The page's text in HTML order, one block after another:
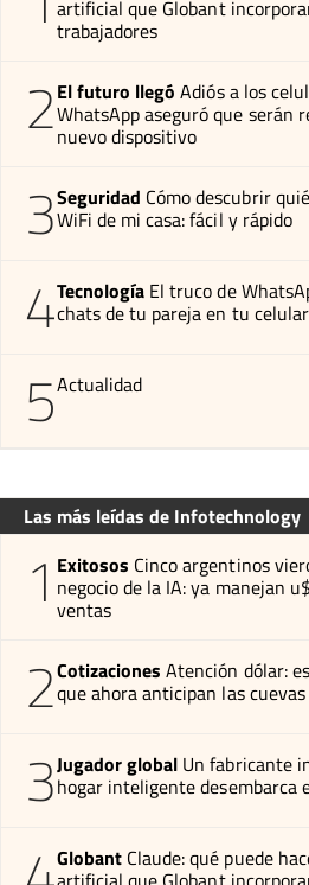
artificial que Globant
trabajadores
2El futuro llegó Adiós a los
WhatsApp aseguró que serán
nuevo dispositivo
3Seguridad Cómo descubrir
WiFi de mi casa: fácil y rápido
4Tecnología El truco de
chats de tu pareja en tu celular
5Actualidad
Las más leídas de Infotechnology
1 Exitosos Cinco argentinos
negocio de la IA: ya manejan
ventas
2Cotizaciones Atención dólar:
que ahora anticipan las
3Jugador global Un fabricante
hogar inteligente desembarca
Globant Claude: qué puede